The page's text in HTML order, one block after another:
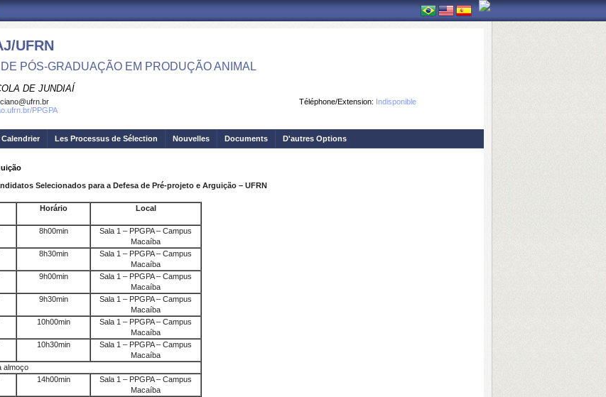
UFRN
PÓS-GRADUAÇÃO EM PRODUÇÃO ANIMAL
DE JUNDIAÍ
Téléphone/Extension: Indisponible
PPGPA
Calendrier Les Processus de Sélection Nouvelles Documents D'autres Options
Selecionados para a Defesa de Pré-projeto e Arguição – UFRN
Horário Local
8h00min
Sala 1 – PPGPA – Campus
Macaíba
8h30min
Sala 1 – PPGPA – Campus
Macaíba
9h00min
Sala 1 – PPGPA – Campus
Macaíba
9h30min
Sala 1 – PPGPA – Campus
Macaíba
10h00min
Sala 1 – PPGPA – Campus
Macaíba
10h30min
Sala 1 – PPGPA – Campus
Macaíba
almoço
14h00min
Sala 1 – PPGPA – Campus
Macaíba